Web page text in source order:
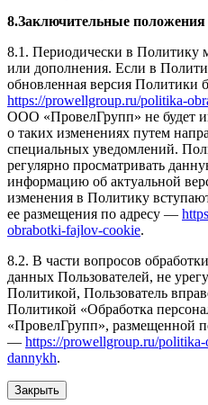
8.Заключительные положения
8.1. Периодически в Политику
или дополнения. Если в
обновленная версия Политики
https://prowellgroup.ru/politika-
ООО «ПровелГрупп» не будет
о таких изменениях путем
специальных уведомлений.
регулярно просматривать
информацию об актуальной
изменения в Политику
ее размещения по адресу —
obrabotki-fajlov-cookie.
8.2. В части вопросов
данных Пользователей, не
Политикой, Пользователь
Политикой «Обработка
«ПровелГрупп», размещенной
— https://prowellgroup.ru/
dannykh.
Закрыть